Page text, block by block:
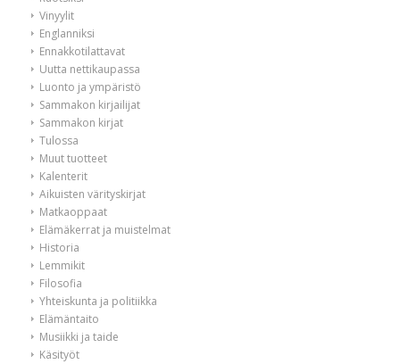
Vinyylit
Englanniksi
Ennakkotilattavat
Uutta nettikaupassa
Luonto ja ympäristö
Sammakon kirjailijat
Sammakon kirjat
Tulossa
Muut tuotteet
Kalenterit
Aikuisten värityskirjat
Matkaoppaat
Elämäkerrat ja muistelmat
Historia
Lemmikit
Filosofia
Yhteiskunta ja politiikka
Elämäntaito
Musiikki ja taide
Käsityöt